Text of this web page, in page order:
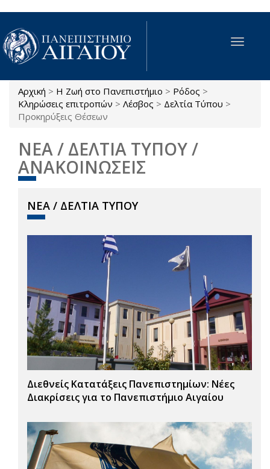
Παράκαμψη προς το κυρίως περιεχόμενο
Toggle
Είστε εδώ
Αρχική > Η Ζωή στο Πανεπιστήμιο > Ρόδος >
Κληρώσεις επιτροπών > Λέσβος > Δελτία Τύπου >
Προκηρύξεις Θέσεων
ΝΕΑ / ΔΕΛΤΙΑ ΤΥΠΟΥ /
ΑΝΑΚΟΙΝΩΣΕΙΣ
ΝΕΑ / ΔΕΛΤΙΑ ΤΥΠΟΥ
Διεθνείς Κατατάξεις Πανεπιστημίων: Νέες
Διακρίσεις για το Πανεπιστήμιο Αιγαίου